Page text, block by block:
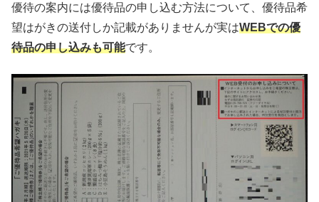
優待の案内には優待品の申し込む方法について、優待品希
望はがきの送付しか記載がありませんが実はWEBでの優
待品の申し込みも可能です。